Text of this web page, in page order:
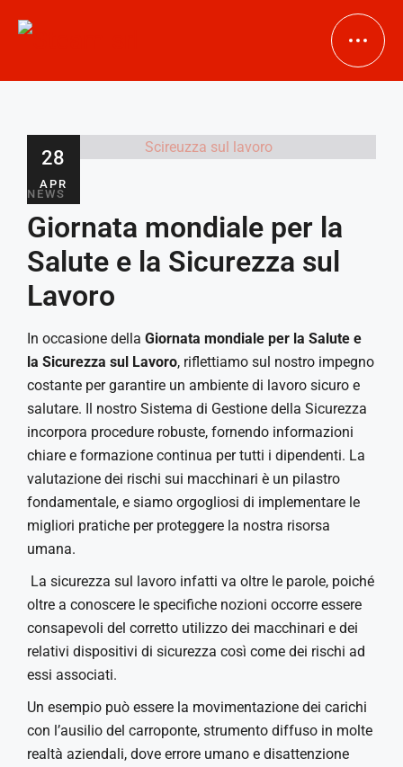
HOME
PRODOTTI
Tubi in acciaio inox
Collettori in acciaio inox
Taglio Laser Tubo 2D
NEWS
CONTATTI
Contatti
Lavora con noi
28
APR
NEWS
Giornata mondiale per la
Salute e la Sicurezza sul
Lavoro
In occasione della Giornata mondiale per la Salute e
la Sicurezza sul Lavoro, riflettiamo sul nostro impegno
costante per garantire un ambiente di lavoro sicuro e
salutare. Il nostro Sistema di Gestione della Sicurezza
incorpora procedure robuste, fornendo informazioni
chiare e formazione continua per tutti i dipendenti. La
valutazione dei rischi sui macchinari è un pilastro
fondamentale, e siamo orgogliosi di implementare le
migliori pratiche per proteggere la nostra risorsa
umana.
La sicurezza sul lavoro infatti va oltre le parole, poiché
oltre a conoscere le specifiche nozioni occorre essere
consapevoli del corretto utilizzo dei macchinari e dei
relativi dispositivi di sicurezza così come dei rischi ad
essi associati.
Un esempio può essere la movimentazione dei carichi
con l’ausilio del carroponte, strumento diffuso in molte
realtà aziendali, dove errore umano e disattenzione